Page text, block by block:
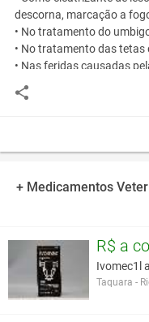
descorna, marcação a
• No tratamento do
• No tratamento das tetas
• Nas feridas causadas
• Nas pontas de orelhas
• Na podridão de cascos.
• Profilático das
Modo de Usar:
• Aplicar o produto de
uniforme.
• Repetir diariamente até
Apresentação:
Bisnagas de 50 g e 200 g.
+ Medicamentos
R$ a
Ivomec1l
Taquara -